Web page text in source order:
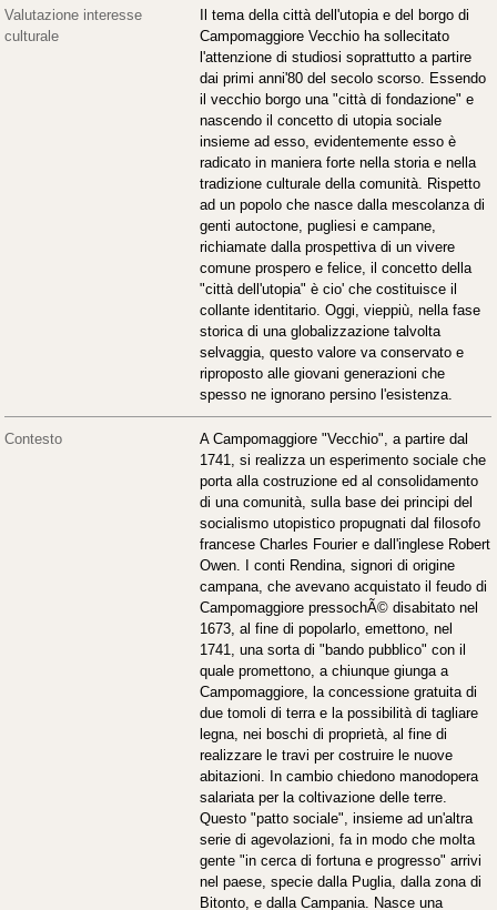
Valutazione interesse
culturale
Il tema della città dell'utopia e del borgo di
Campomaggiore Vecchio ha sollecitato
l'attenzione di studiosi soprattutto a partire
dai primi anni'80 del secolo scorso. Essendo
il vecchio borgo una "città di fondazione" e
nascendo il concetto di utopia sociale
insieme ad esso, evidentemente esso è
radicato in maniera forte nella storia e nella
tradizione culturale della comunità. Rispetto
ad un popolo che nasce dalla mescolanza di
genti autoctone, pugliesi e campane,
richiamate dalla prospettiva di un vivere
comune prospero e felice, il concetto della
"città dell'utopia" è cio' che costituisce il
collante identitario. Oggi, vieppiù, nella fase
storica di una globalizzazione talvolta
selvaggia, questo valore va conservato e
riproposto alle giovani generazioni che
spesso ne ignorano persino l'esistenza.
Contesto
A Campomaggiore "Vecchio", a partire dal
1741, si realizza un esperimento sociale che
porta alla costruzione ed al consolidamento
di una comunità, sulla base dei principi del
socialismo utopistico propugnati dal filosofo
francese Charles Fourier e dall'inglese Robert
Owen. I conti Rendina, signori di origine
campana, che avevano acquistato il feudo di
Campomaggiore pressochÃ© disabitato nel
1673, al fine di popolarlo, emettono, nel
1741, una sorta di "bando pubblico" con il
quale promettono, a chiunque giunga a
Campomaggiore, la concessione gratuita di
due tomoli di terra e la possibilità di tagliare
legna, nei boschi di proprietà, al fine di
realizzare le travi per costruire le nuove
abitazioni. In cambio chiedono manodopera
salariata per la coltivazione delle terre.
Questo "patto sociale", insieme ad un'altra
serie di agevolazioni, fa in modo che molta
gente "in cerca di fortuna e progresso" arrivi
nel paese, specie dalla Puglia, dalla zona di
Bitonto, e dalla Campania. Nasce una